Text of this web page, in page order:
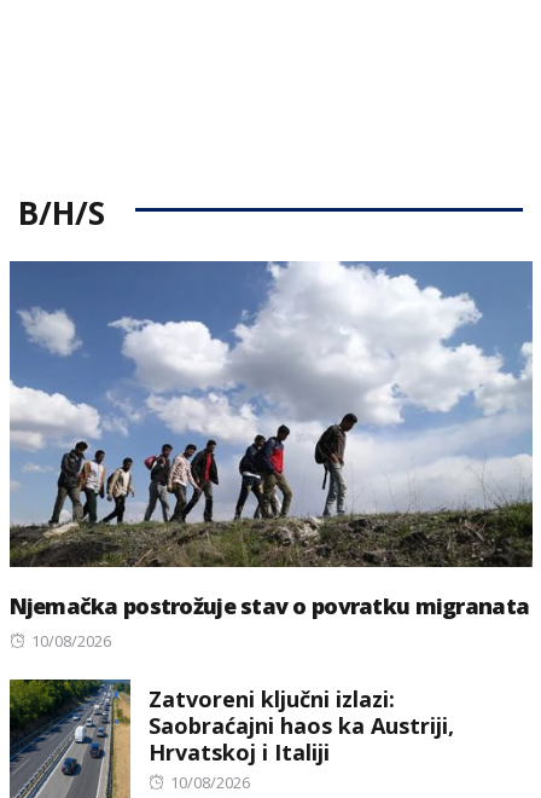
B/H/S
Njemačka postrožuje stav o povratku migranata
Posted
10/08/2026
Zatvoreni ključni izlazi:
Saobraćajni haos ka Austriji,
Hrvatskoj i Italiji
Posted
10/08/2026